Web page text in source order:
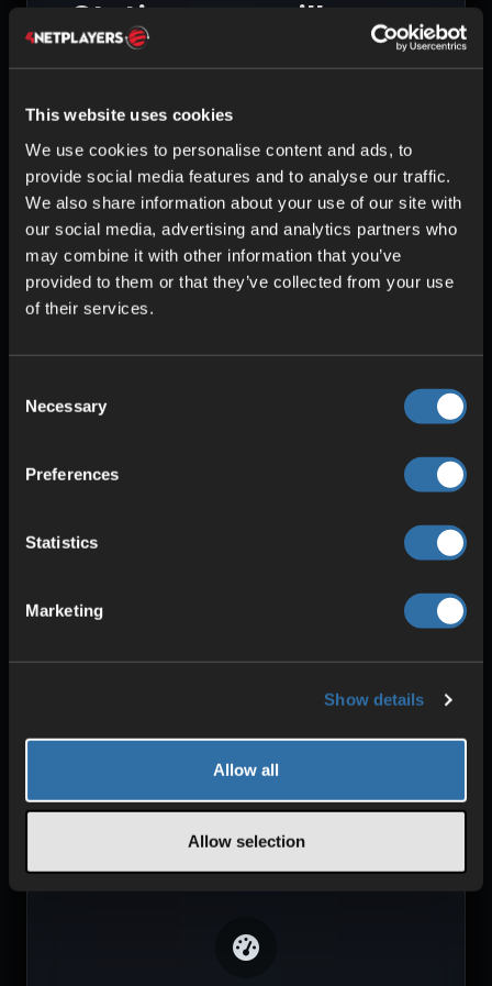
This website uses cookies
We use cookies to personalise content and ads, to
provide social media features and to analyse our traffic.
We also share information about your use of our site with
our social media, advertising and analytics partners who
may combine it with other information that you’ve
provided to them or that they’ve collected from your use
of their services.
Selection
Necessary
Preferences
Statistics
Marketing
Show details
Allow all
Allow selection
Stationeers spillserver
MASKINVARE AV HØY KVALITET
Intel- og AMD-prosessorer
ECC-RAM
SSD-lagring